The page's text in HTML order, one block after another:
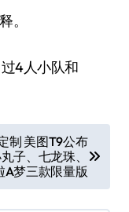
。
4人小队和
制 美图T9公布
子、七龙珠、
A梦三款限量版